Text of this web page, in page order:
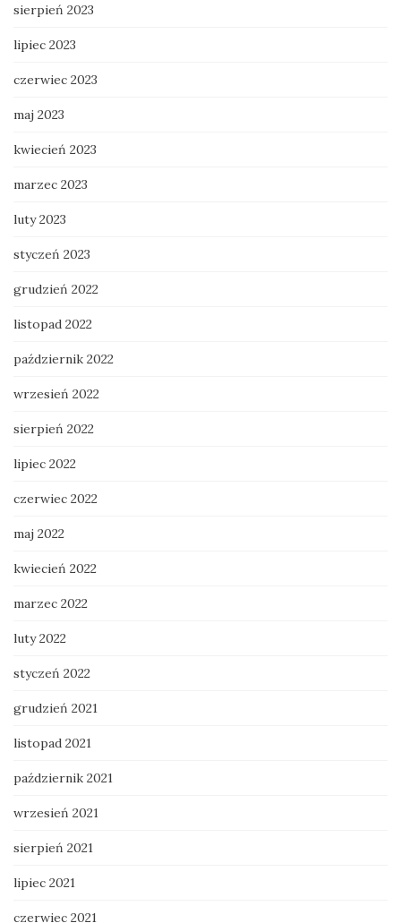
sierpień 2023
lipiec 2023
czerwiec 2023
maj 2023
kwiecień 2023
marzec 2023
luty 2023
styczeń 2023
grudzień 2022
listopad 2022
październik 2022
wrzesień 2022
sierpień 2022
lipiec 2022
czerwiec 2022
maj 2022
kwiecień 2022
marzec 2022
luty 2022
styczeń 2022
grudzień 2021
listopad 2021
październik 2021
wrzesień 2021
sierpień 2021
lipiec 2021
czerwiec 2021